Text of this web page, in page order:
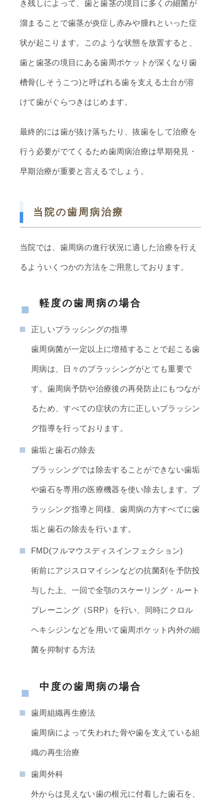
き残しによって、歯と歯茎の境目に多くの細菌が
溜まることで歯茎が炎症し赤みや腫れといった症
状が起こります。このような状態を放置すると、
歯と歯茎の境目にある歯周ポケットが深くなり歯
槽骨(しそうこつ)と呼ばれる歯を支える土台が溶
けて歯がぐらつきはじめます。
最終的には歯が抜け落ちたり、抜歯をして治療を
行う必要がでてくるため歯周病治療は早期発見・
早期治療が重要と言えるでしょう。
当院の歯周病治療
当院では、歯周病の進行状況に適した治療を行え
るよういくつかの方法をご用意しております。
軽度の歯周病の場合
正しいブラッシングの指導
歯周病菌が一定以上に増殖することで起こる歯
周病は、日々のブラッシングがとても重要で
す。歯周病予防や治療後の再発防止にもつなが
るため、すべての症状の方に正しいブラッシン
グ指導を行っております。
歯垢と歯石の除去
ブラッシングでは除去することができない歯垢
や歯石を専用の医療機器を使い除去します。ブ
ラッシング指導と同様、歯周病の方すべてに歯
垢と歯石の除去を行います。
FMD(フルマウスディスインフェクション)
術前にアジスロマイシンなどの抗菌剤を予防投
与した上、一回で全顎のスケーリング・ルート
プレーニング（SRP）を行い、同時にクロル
ヘキシジンなどを用いて歯周ポケット内外の細
菌を抑制する方法
中度の歯周病の場合
歯周組織再生療法
歯周病によって失われた骨や歯を支えている組
織の再生治療
歯周外科
外からは見えない歯の根元に付着した歯石を、